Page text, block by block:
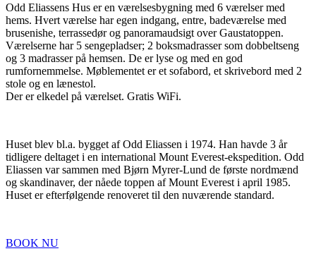
Odd Eliassens Hus er en værelsesbygning med 6 værelser med
hems. Hvert værelse har egen indgang, entre, badeværelse med
brusenishe, terrassedør og panoramaudsigt over Gaustatoppen.
Værelserne har 5 sengepladser; 2 boksmadrasser som dobbeltseng
og 3 madrasser på hemsen. De er lyse og med en god
rumfornemmelse. Møblementet er et sofabord, et skrivebord med 2
stole og en lænestol.
Der er elkedel på værelset. Gratis WiFi.
Huset blev bl.a. bygget af Odd Eliassen i 1974. Han havde 3 år
tidligere deltaget i en international Mount Everest-ekspedition. Odd
Eliassen var sammen med Bjørn Myrer-Lund de første nordmænd
og skandinaver, der nåede toppen af Mount Everest i april 1985.
Huset er efterfølgende renoveret til den nuværende standard.
BOOK NU